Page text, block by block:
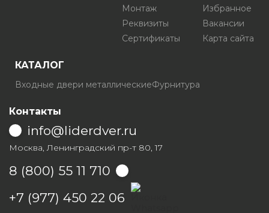
Монтаж
Реквизиты
Сертификаты
Избранное
Вакансии
Карта сайта
КАТАЛОГ
Входные двери металлическиеФурнитура
Контакты
info@liderdver.ru
Москва, Ленинградский пр-т 80, 17
8 (800) 55 11 710
+7 (977) 450 22 06
Написать на Whatsapp